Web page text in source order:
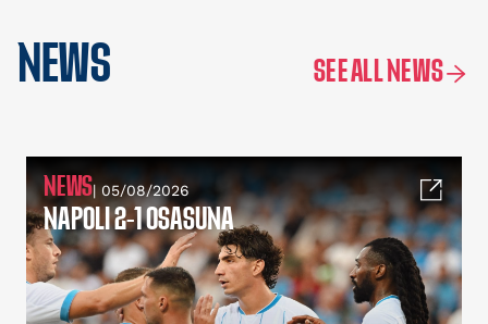
NEWS SEE ALL NEWS
NEWS| 05/08/2026
NAPOLI 2-1 OSASUNA